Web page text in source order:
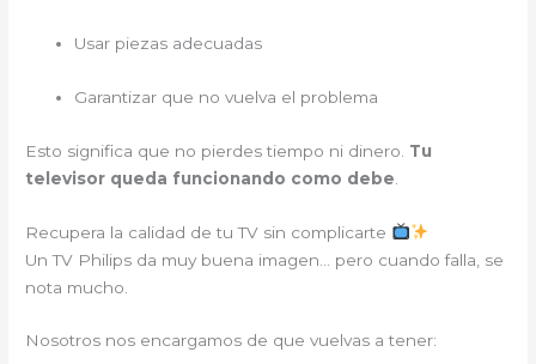
Usar piezas adecuadas
Garantizar que no vuelva el problema
Esto significa que no pierdes tiempo ni dinero. Tu
televisor queda funcionando como debe
Recupera la calidad de tu TV sin complicarte
Un TV Philips da muy buena imagen… pero cuando falla, se
nota mucho.
Nosotros nos encargamos de que vuelvas a tener: